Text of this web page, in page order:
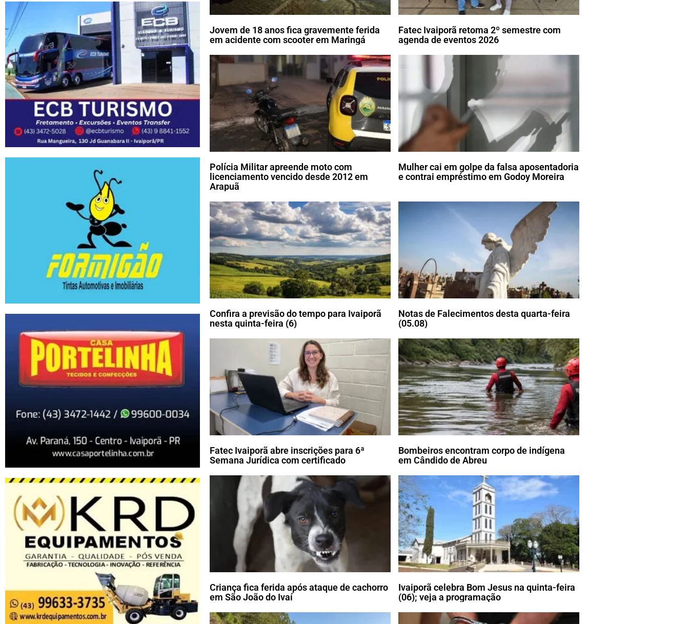
Jovem de 18 anos fica gravemente ferida
em acidente com scooter em Maringá
Fatec Ivaiporã retoma 2º semestre com
agenda de eventos 2026
Polícia Militar apreende moto com
licenciamento vencido desde 2012 em
Arapuã
Mulher cai em golpe da falsa aposentadoria
e contrai empréstimo em Godoy Moreira
Confira a previsão do tempo para Ivaiporã
nesta quinta-feira (6)
Notas de Falecimentos desta quarta-feira
(05.08)
Fatec Ivaiporã abre inscrições para 6ª
Semana Jurídica com certificado
Bombeiros encontram corpo de indígena
em Cândido de Abreu
Criança fica ferida após ataque de cachorro
em São João do Ivaí
Ivaiporã celebra Bom Jesus na quinta-feira
(06); veja a programação